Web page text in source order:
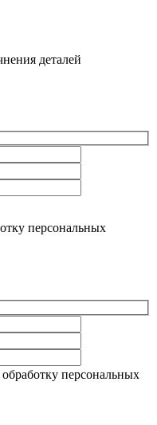
деталей
персональных
обработку персональных